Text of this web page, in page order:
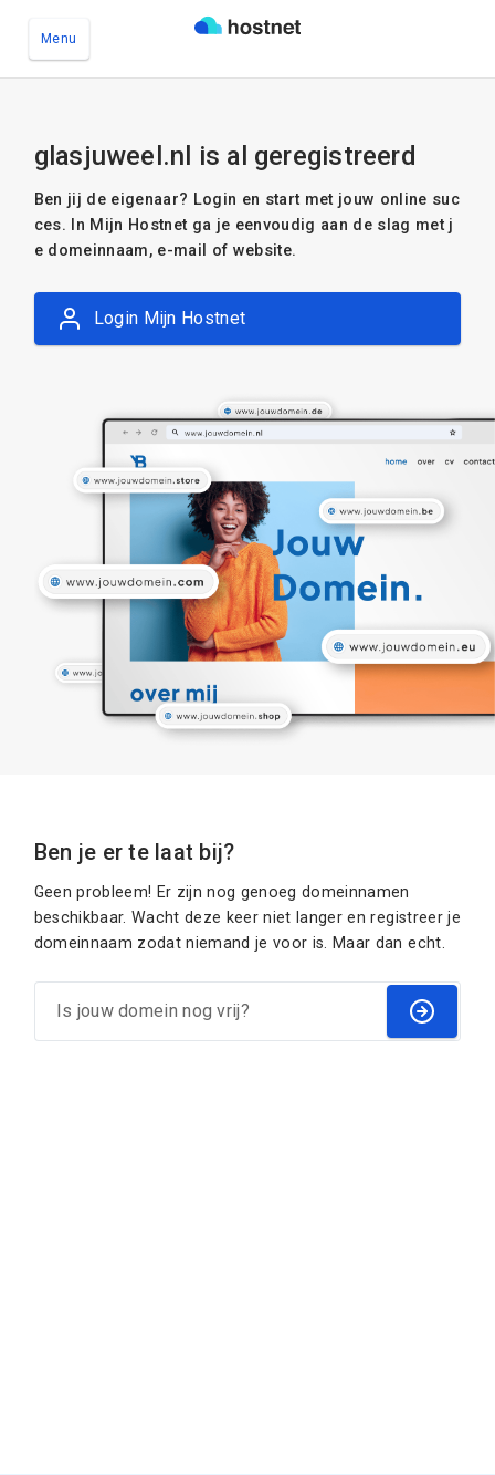
Menu
glasjuweel.nl is al geregistreerd
Ben jij de eigenaar? Login en start met jouw online suc
ces. In Mijn Hostnet ga je eenvoudig aan de slag met j
e domeinnaam, e-mail of website.
Login Mijn Hostnet
Ben je er te laat bij?
Geen probleem! Er zijn nog genoeg domeinnamen
beschikbaar. Wacht deze keer niet langer en registreer je
domeinnaam zodat niemand je voor is. Maar dan echt.